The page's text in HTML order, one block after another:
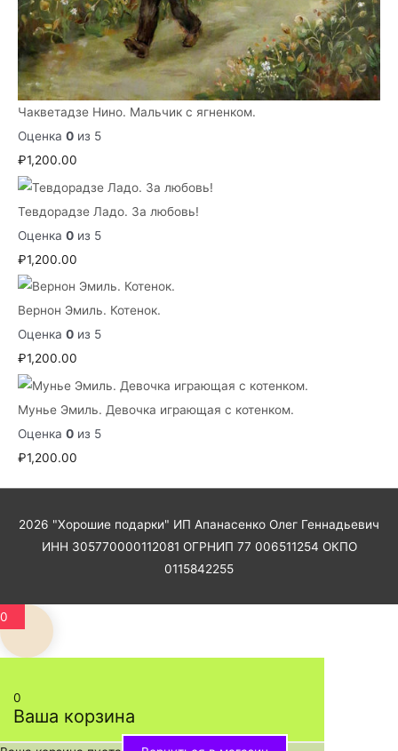
Чакветадзе Нино. Мальчик с ягненком.
Оценка 0 из 5
₽1,200.00
Тевдорадзе Ладо. За любовь!
Оценка 0 из 5
₽1,200.00
Вернон Эмиль. Котенок.
Оценка 0 из 5
₽1,200.00
Мунье Эмиль. Девочка играющая с котенком.
Оценка 0 из 5
₽1,200.00
2026 "Хорошие подарки" ИП Апанасенко Олег Геннадьевич
ИНН 305770000112081 ОГРНИП 77 006511254 ОКПО
0115842255
0
0
Ваша корзина